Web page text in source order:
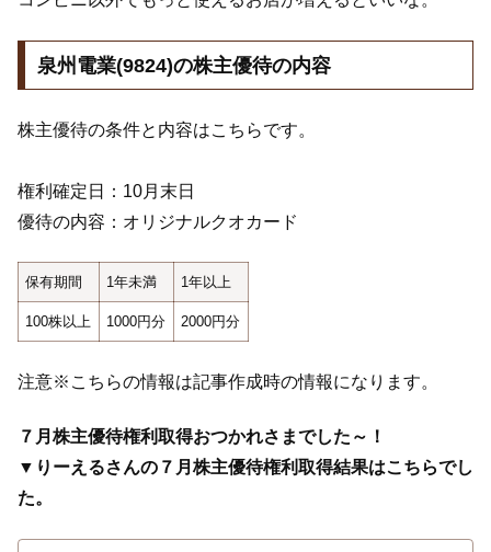
泉州電業(9824)の株主優待の内容
株主優待の条件と内容はこちらです。
権利確定日：10月末日
優待の内容：オリジナルクオカード
保有期間 1年未満 1年以上
100株以上 1000円分 2000円分
注意※こちらの情報は記事作成時の情報になります。
７月株主優待権利取得おつかれさまでした～！
▼りーえるさんの７月株主優待権利取得結果はこちらでし
た。